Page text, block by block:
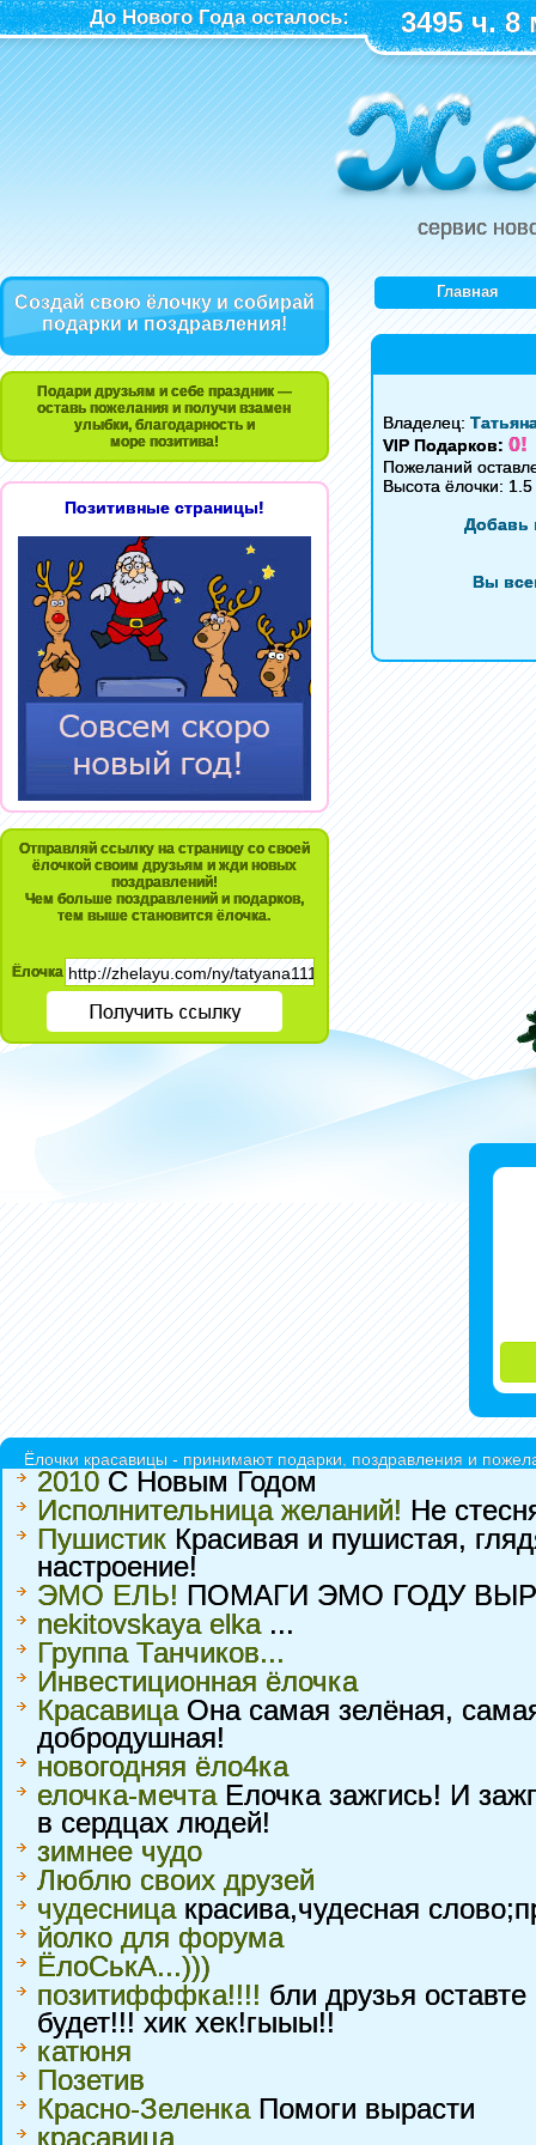
До Нового Года осталось: 3495 ч. 8
сервис
Создай свою ёлочку и собирай
подарки и поздравления!
Подари друзьям и себе праздник —
оставь пожелания и получи взамен
улыбки, благодарность и
море позитива!
Позитивные страницы!
Отправляй ссылку на страницу со своей
ёлочкой своим друзьям и жди новых
поздравлений!
Чем больше поздравлений и подарков,
тем выше становится ёлочка.
Ёлочка
Главная
Владелец:
VIP Подарков: 0!
Пожеланий
Высота ёлочки:
Добавь
Вы
Ёлочки красавицы - принимают подарки, поздравления и
2010 С Новым Годом
Исполнительница желаний! Не
Пушистик Красивая и пушистая,
настроение!
ЭМО ЕЛЬ! ПОМАГИ ЭМО ГОДУ
nekitovskaya elka...
Группа Танчиков...
Инвестиционная ёлочка
КрасавицаОна самая зелёная,
добродушная!
новогодняя ёло4ка
елочка-мечтаЕлочка зажгись! И
в сердцах людей!
зимнее чудо
Люблю своих друзей
чудесницакрасива,чудесная
йолко для форума
ЁлоСькА...)))
позитифффка!!!! бли друзья
будет!!! хик хек!гыыы!!
катюня
Позетив
Красно-ЗеленкаПомоги вырасти
красавица